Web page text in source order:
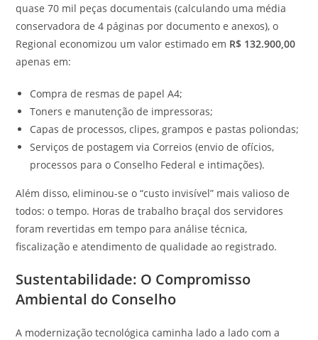
quase 70 mil peças documentais (calculando uma média
conservadora de 4 páginas por documento e anexos), o
Regional economizou um valor estimado em R$ 132.900,00
apenas em:
Compra de resmas de papel A4;
Toners e manutenção de impressoras;
Capas de processos, clipes, grampos e pastas poliondas;
Serviços de postagem via Correios (envio de ofícios,
processos para o Conselho Federal e intimações).
Além disso, eliminou-se o “custo invisível” mais valioso de
todos: o tempo. Horas de trabalho braçal dos servidores
foram revertidas em tempo para análise técnica,
fiscalização e atendimento de qualidade ao registrado.
Sustentabilidade: O Compromisso
Ambiental do Conselho
A modernização tecnológica caminha lado a lado com a